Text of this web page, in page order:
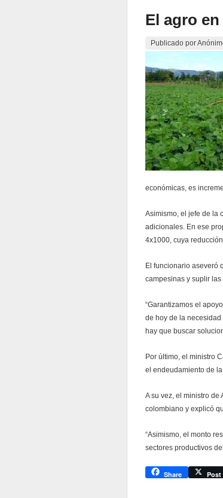
El agro
Publicado por
económicas, es
Asimismo, el jefe de la
adicionales. En ese
4x1000, cuya
El funcionario aseveró
campesinas y suplir
“Garantizamos el
de hoy de la
hay que buscar
Por último, el ministro
el endeudamiento de la
A su vez, el ministro
colombiano y explicó
“Asimismo, el monto
sectores productivos
Share Post